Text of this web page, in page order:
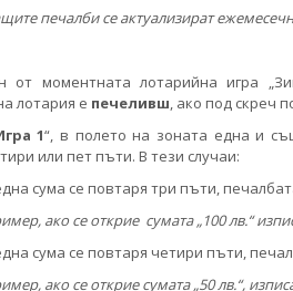
печалби се актуализират
от моментната лотарийна игра
лотария е печеливш, ако под скреч
1“, в полето на зоната една и
или пет пъти. В тези случаи:
сума се повтаря три пъти,
ако се открие сумата „100 лв.“
сума се повтаря четири пъти,
ако се открие сумата „50 лв.“,